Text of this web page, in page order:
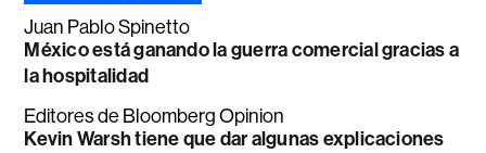
Juan Pablo Spinetto
México está ganando la guerra comercial gracias a
la hospitalidad
Editores de Bloomberg Opinion
Kevin Warsh tiene que dar algunas explicaciones